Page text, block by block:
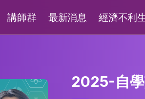
講師群 最新消息 經濟不利
2025-自